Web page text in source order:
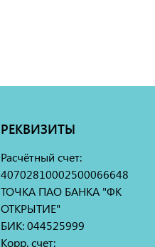
РЕКВИЗИТЫ
Расчётный счет:
40702810002500066648
ТОЧКА ПАО БАНКА "ФК
ОТКРЫТИЕ"
БИК: 044525999
Корр. счет: